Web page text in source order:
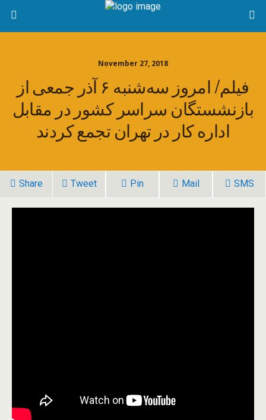
November 27, 2018
فيلم/ امروز سه‌شنبه ۶ آذر جمعی از
بازنشستگان سراسر کشور در مقابل
اداره کار در تهران تجمع کردند
Share Tweet Pin Mail SMS